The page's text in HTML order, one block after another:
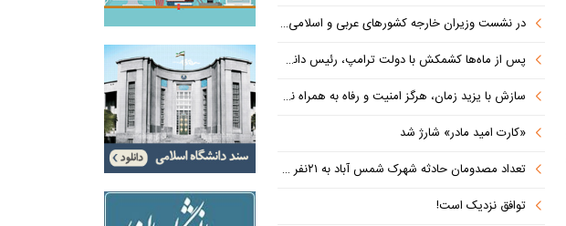
در نشست وزیران خارجه کشورهای عربی و اسلامی در امان چه گذشت؟
پس از ماه‌ها کشمکش با دولت ترامپ، رئیس دانشگاه براون کنار می‌رود
سازش با یزید زمان، هرگز امنیت و رفاه به همراه نداشته است
«کارت امید مادر» شارژ شد
تعداد مصدومان حادثه شهرک شمس آباد به ۲۱نفر رسید
توافق نزدیک است!